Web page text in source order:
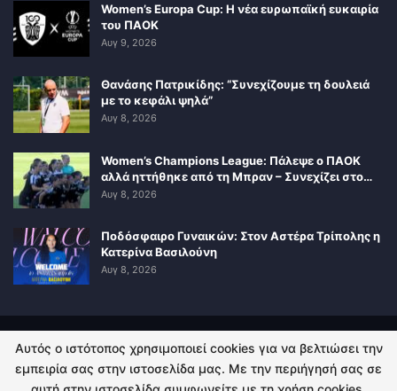
Women’s Europa Cup: Η νέα ευρωπαϊκή ευκαιρία
του ΠΑΟΚ
Αυγ 9, 2026
Θανάσης Πατρικίδης: “Συνεχίζουμε τη δουλειά
με το κεφάλι ψηλά”
Αυγ 8, 2026
Women’s Champions League: Πάλεψε ο ΠΑΟΚ
αλλά ηττήθηκε από τη Μπραν – Συνεχίζει στο…
Αυγ 8, 2026
Ποδόσφαιρο Γυναικών: Στον Αστέρα Τρίπολης η
Κατερίνα Βασιλούνη
Αυγ 8, 2026
ΠΟΛΙΤΙΚΗ ΑΠΟΡΡΗΤΟΥ ΕΠΙΚΟΙΝΩΝΙΑ
Αυτός ο ιστότοπος χρησιμοποιεί cookies για να βελτιώσει την
εμπειρία σας στην ιστοσελίδα μας. Με την περιήγησή σας σε